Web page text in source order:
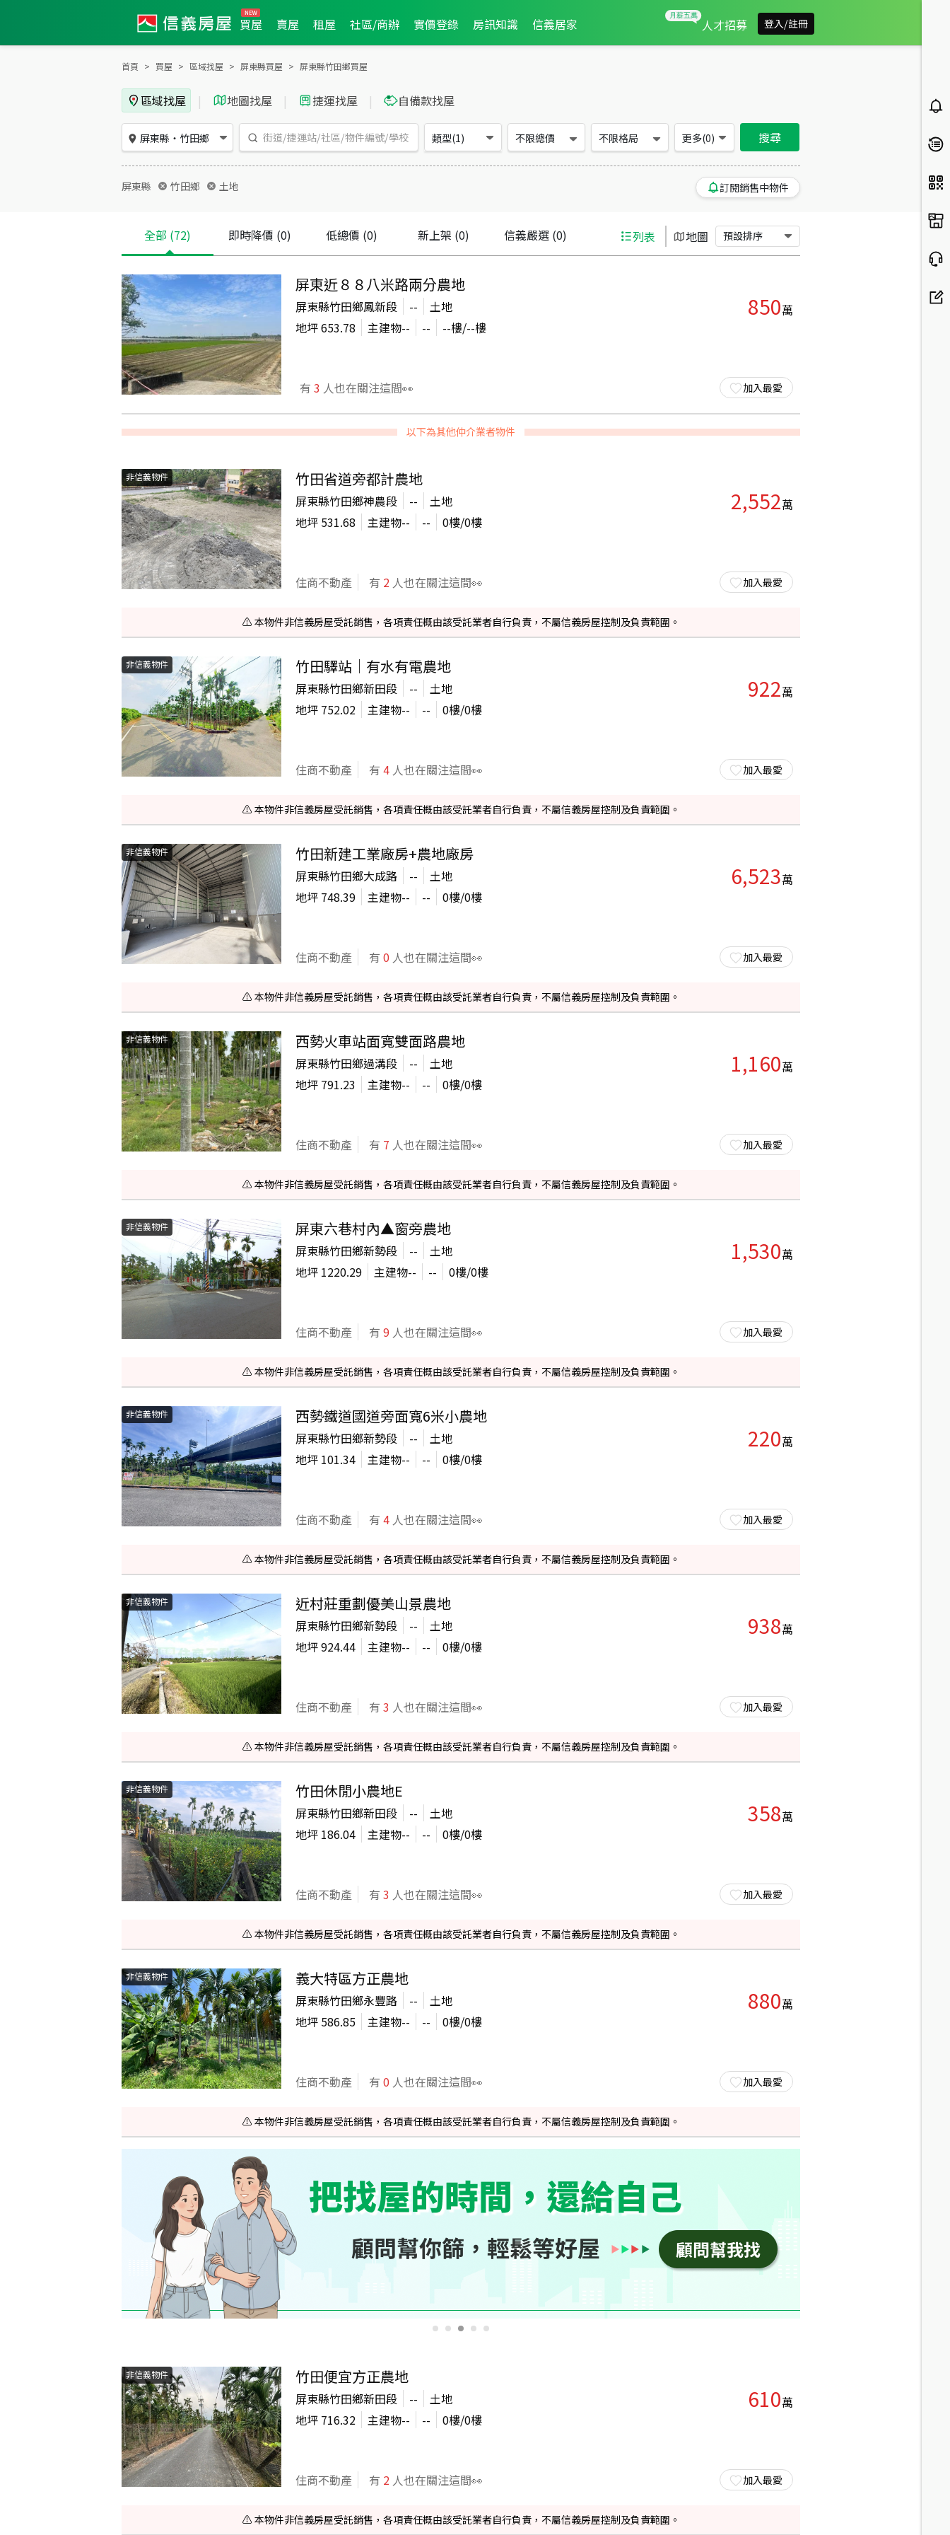
買屋 賣屋 租屋 社區/商辦 實價登錄 房訊知識 信義居家 人才招募 登入/註冊
首頁 買屋 區域找屋 屏東縣買屋 屏東縣竹田鄉買屋
區域找屋 | 地圖找屋 | 捷運找屋 | 自備款找屋
屏東縣 ・ 竹田鄉 類型(1) 不限總價 不限格局 更多(0) 搜尋
屏東縣 竹田鄉 土地 訂閱銷售中物件
全部 (72) 即時降價 (0) 低總價 (0) 新上架 (0) 信義嚴選(0) 列表 地圖 預設排序
屏東近８８八米路兩分農地
屏東縣竹田鄉鳳新段 --
土地
地坪653.78 主建物-- -- --樓/--樓
有 3 人也在關注這間👀
850萬
加入最愛
以下為其他仲介業者物件
非信義物件 竹田省道旁都計農地
屏東縣竹田鄉神農段 --
土地
地坪 531.68 主建物-- -- 0樓/0樓
住商不動產 有 2 人也在關注這間👀
2,552萬
加入最愛
⚠️ 本物件非信義房屋受託銷售，各項責任概由該受託業者自行負責，不屬信義房屋控制及負責範圍。
非信義物件 竹田驛站｜有水有電農地
屏東縣竹田鄉新田段 --
土地
地坪 752.02 主建物-- -- 0樓/0樓
住商不動產 有 4 人也在關注這間👀
922萬
加入最愛
⚠️ 本物件非信義房屋受託銷售，各項責任概由該受託業者自行負責，不屬信義房屋控制及負責範圍。
非信義物件 竹田新建工業廠房+農地廠房
屏東縣竹田鄉大成路 --
土地
地坪 748.39 主建物-- -- 0樓/0樓
住商不動產 有 0 人也在關注這間👀
6,523萬
加入最愛
⚠️ 本物件非信義房屋受託銷售，各項責任概由該受託業者自行負責，不屬信義房屋控制及負責範圍。
非信義物件 西勢火車站面寬雙面路農地
屏東縣竹田鄉過溝段 --
土地
地坪 791.23 主建物-- -- 0樓/0樓
住商不動產 有 7 人也在關注這間👀
1,160萬
加入最愛
⚠️ 本物件非信義房屋受託銷售，各項責任概由該受託業者自行負責，不屬信義房屋控制及負責範圍。
非信義物件 屏東六巷村內▲窗旁農地
屏東縣竹田鄉新勢段 --
土地
地坪 1220.29 主建物-- -- 0樓/0樓
住商不動產 有 9 人也在關注這間👀
1,530萬
加入最愛
⚠️ 本物件非信義房屋受託銷售，各項責任概由該受託業者自行負責，不屬信義房屋控制及負責範圍。
非信義物件 西勢鐵道國道旁面寬6米小農地
屏東縣竹田鄉新勢段 --
土地
地坪 101.34 主建物-- -- 0樓/0樓
住商不動產 有 4 人也在關注這間👀
220萬
加入最愛
⚠️ 本物件非信義房屋受託銷售，各項責任概由該受託業者自行負責，不屬信義房屋控制及負責範圍。
非信義物件 近村莊重劃優美山景農地
屏東縣竹田鄉新勢段 --
土地
地坪924.44 主建物-- -- 0樓/0樓
住商不動產 有 3 人也在關注這間👀
938萬
加入最愛
⚠️ 本物件非信義房屋受託銷售，各項責任概由該受託業者自行負責，不屬信義房屋控制及負責範圍。
非信義物件 竹田休閒小農地E
屏東縣竹田鄉新田段 --
土地
地坪 186.04 主建物-- -- 0樓/0樓
住商不動產 有 3 人也在關注這間👀
358萬
加入最愛
⚠️ 本物件非信義房屋受託銷售，各項責任概由該受託業者自行負責，不屬信義房屋控制及負責範圍。
非信義物件 義大特區方正農地
屏東縣竹田鄉永豐路 --
土地
地坪 586.85 主建物-- -- 0樓/0樓
住商不動產 有 0 人也在關注這間👀
880萬
加入最愛
⚠️ 本物件非信義房屋受託銷售，各項責任概由該受託業者自行負責，不屬信義房屋控制及負責範圍。
非信義物件 竹田便宜方正農地
屏東縣竹田鄉新田段 --
土地
地坪 716.32 主建物-- -- 0樓/0樓
住商不動產 有 2 人也在關注這間👀
610萬
加入最愛
⚠️ 本物件非信義房屋受託銷售，各項責任概由該受託業者自行負責，不屬信義房屋控制及負責範圍。